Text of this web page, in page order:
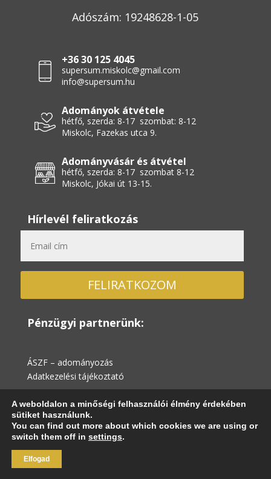
Adószám: 19248628-1-05
+36 30 125 4045
supersum.miskolc@gmail.com
info@supersum.hu
Adományok átvétele
hétfő, szerda: 8-17 szombat: 8-12
Miskolc, Fazekas utca 9.
Adományvásár és átvétel
hétfő, szerda: 8-17 szombat 8-12
Miskolc, Jókai út 13-15.
Hírlevél feliratkozás
FELIRATKOZOM
Pénzügyi partnerünk:
ÁSZF – adományozás
Adatkezelési tájékoztató
2023 © Minden jog fenntartva! |
tájékoztató
A weboldalon a minőségi felhasználói élmény érdekében
sütiket használunk.
You can find out more about which cookies we are using or
switch them off in settings.
Elfogad